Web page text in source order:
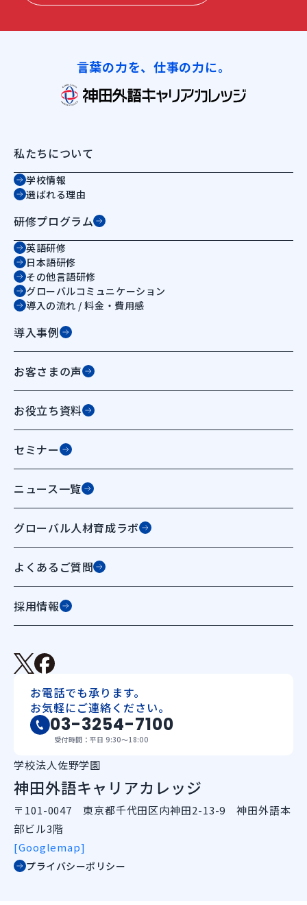
言葉の力を、仕事の力に。
私たちについて
学校情報
選ばれる理由
研修プログラム
英語研修
日本語研修
その他言語研修
グローバルコミュニケーション
導入の流れ / 料金・費用感
導入事例
お客さまの声
お役立ち資料
セミナー
ニュース一覧
グローバル人材育成ラボ
よくあるご質問
採用情報
お電話でも承ります。
お気軽にご連絡ください。
03-3254-7100
受付時間：平日 9:30〜18:00
学校法人佐野学園
神田外語キャリアカレッジ
〒101-0047 東京都千代田区内神田2-13-9 神田外語本
部ビル3階
[Googlemap]
プライバシーポリシー